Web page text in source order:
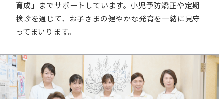
育成」までサポートしています。小児予防矯正や定期
検診を通じて、お子さまの健やかな発育を一緒に見守
ってまいります。